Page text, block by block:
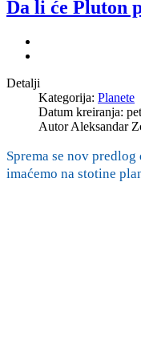
Da li će Pluton
Detalji
Kategorija: Planete
Datum kreiranja:
AutorAleksandar
Sprema se nov
imaćemo na stotine